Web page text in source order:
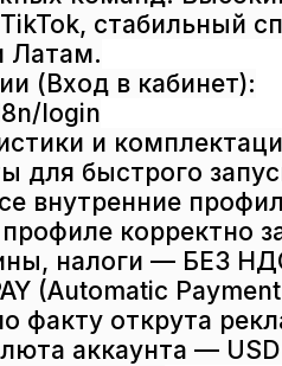
стабильный
Латам.
(Вход в кабинет):
login
и
для быстрого
внутренние
корректно
налоги — БЕЗ
(Automatic
факту открута
аккаунта —